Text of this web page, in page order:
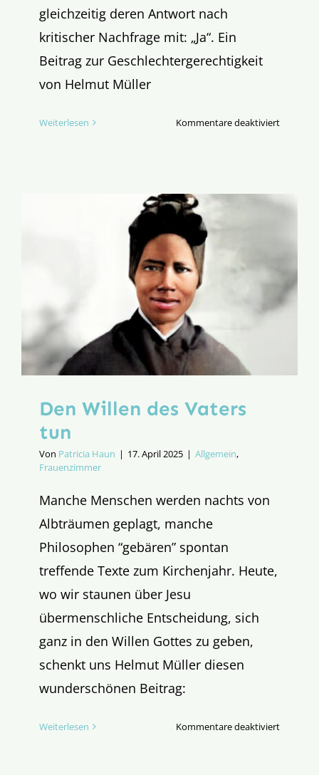
gleichzeitig deren Antwort nach
kritischer Nachfrage mit: „Ja“. Ein
Beitrag zur Geschlechtergerechtigkeit
von Helmut Müller
Weiterlesen Kommentare deaktiviertfür
Den Willen des Vaters
tun
Von Patricia Haun | 17. April 2025 | Allgemein,
Frauenzimmer
Manche Menschen werden nachts von
Albträumen geplagt, manche
Philosophen “gebären” spontan
treffende Texte zum Kirchenjahr. Heute,
wo wir staunen über Jesu
übermenschliche Entscheidung, sich
ganz in den Willen Gottes zu geben,
schenkt uns Helmut Müller diesen
wunderschönen Beitrag:
Weiterlesen Kommentare deaktiviertfür